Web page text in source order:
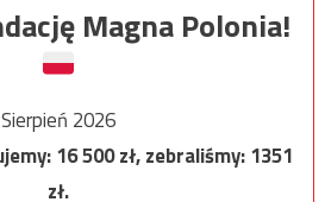
Magna Polonia!
Sierpień 2026
16 500zł, zebraliśmy:1351
zł.